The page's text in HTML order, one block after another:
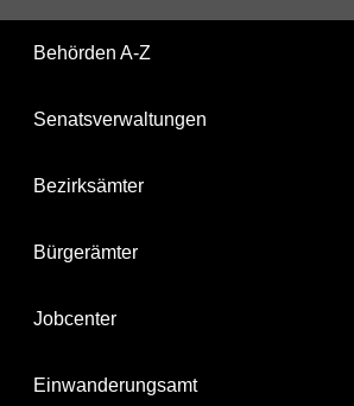
Behörden A-Z
Senatsverwaltungen
Bezirksämter
Bürgerämter
Jobcenter
Einwanderungsamt